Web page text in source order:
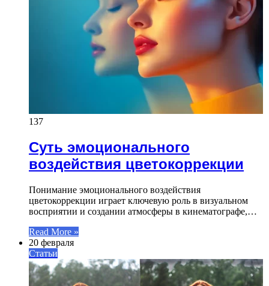
137
Суть эмоционального
воздействия цветокоррекции
Понимание эмоционального воздействия
цветокоррекции играет ключевую роль в визуальном
восприятии и создании атмосферы в кинематографе,…
Read More »
20 февраля
Статьи